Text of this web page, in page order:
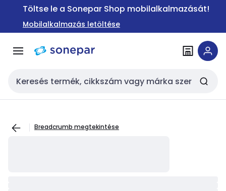
Ugrás a
Ugrás a
tartalomra
Töltse le a Sonepar Shop mobilalkalmazását!
Mobilalkalmazás letöltése
Keresési bemenet
Breadcrumb megtekintése